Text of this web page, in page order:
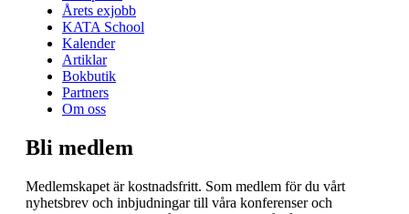
Årets exjobb
KATA School
Kalender
Artiklar
Bokbutik
Partners
Om oss
Bli medlem
Medlemskapet är kostnadsfritt. Som medlem för du vårt
nyhetsbrev och inbjudningar till våra konferenser och